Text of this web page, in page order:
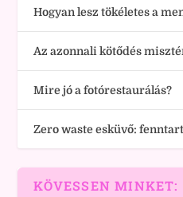
Hogyan lesz tökéletes a
Az azonnali kötődés
Mire jó a fotórestaurálás?
Zero waste esküvő:
KÖVESSEN MINKET: